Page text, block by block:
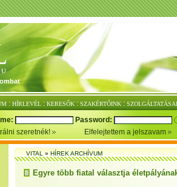
: HÍRLEVÉL : KERESŐK : SZAKÉRTŐINK :
Password:
szeretnék!
Elfelejtettem a jelszavam
VITAL»HÍREK ARCHÍVUM
Egyre több fiatal választja